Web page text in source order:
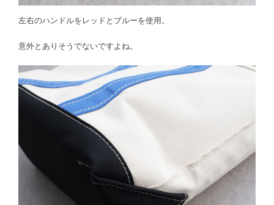
左右のハンドルをレッドとブルーを使用。
意外とありそうでないですよね。